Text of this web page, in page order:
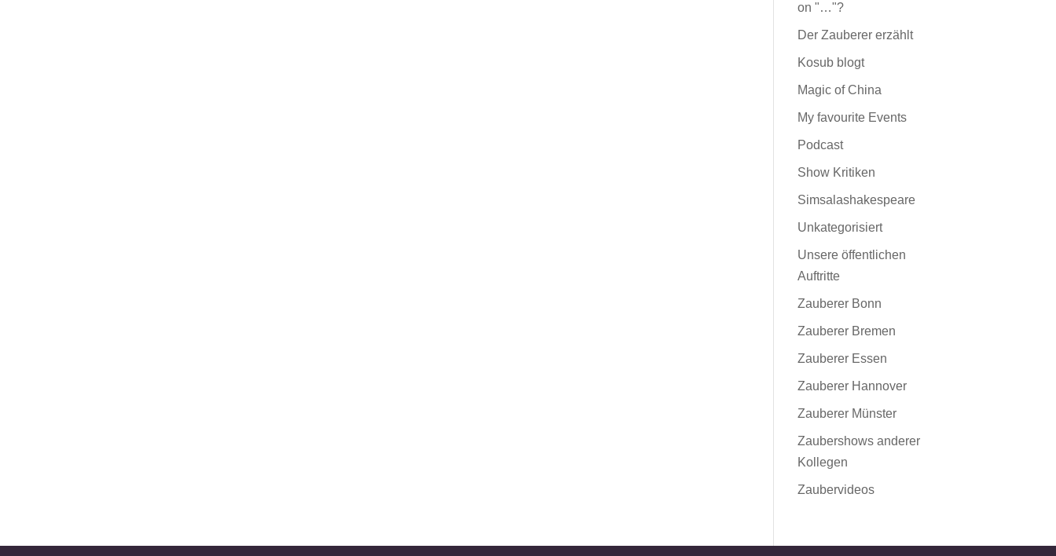
on "…"?
Der Zauberer erzählt
Kosub blogt
Magic of China
My favourite Events
Podcast
Show Kritiken
Simsalashakespeare
Unkategorisiert
Unsere öffentlichen
Auftritte
Zauberer Bonn
Zauberer Bremen
Zauberer Essen
Zauberer Hannover
Zauberer Münster
Zaubershows anderer
Kollegen
Zaubervideos